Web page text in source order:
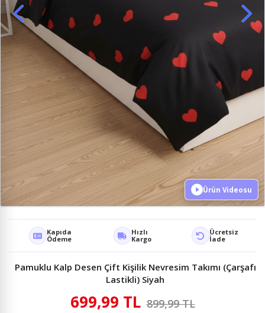
Ürün Videosu
Kapıda
Ödeme
Hızlı
Kargo
Ücretsiz
İade
Pamuklu Kalp Desen Çift Kişilik Nevresim Takımı (Çarşafı
Lastikli) Siyah
699,99 TL 899,99 TL